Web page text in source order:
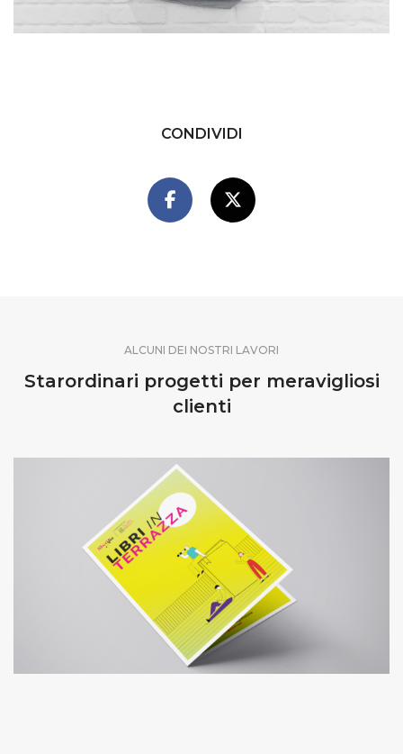
CONDIVIDI
ALCUNI DEI NOSTRI LAVORI
Starordinari progetti per meravigliosi
clienti